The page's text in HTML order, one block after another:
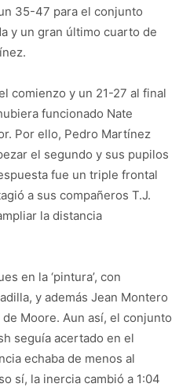
35-47 para el conjunto
y un gran último cuarto de
comienzo y un 21-27 al final
funcionado Nate
Por ello, Pedro Martínez
el segundo y sus pupilos
fue un triple frontal
a sus compañeros T.J.
la distancia
en la ‘pintura’, con
y además Jean Montero
Moore. Aun así, el conjunto
seguía acertado en el
echaba de menos al
sí, la inercia cambió a 1:04